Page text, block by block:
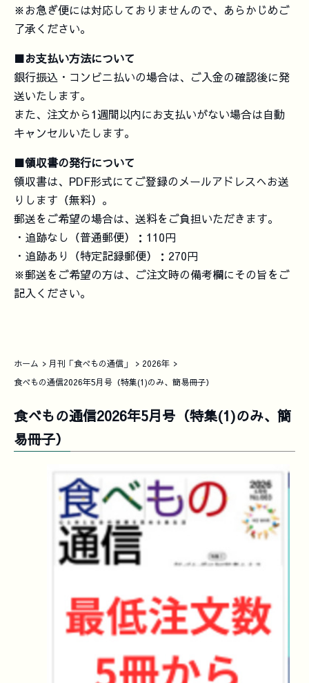
※お急ぎ便には対応しておりませんので、あらかじめご
了承ください。
■お支払い方法について
銀行振込・コンビニ払いの場合は、ご入金の確認後に発
送いたします。
また、注文から1週間以内にお支払いがない場合は自動
キャンセルいたします。
■領収書の発行について
領収書は、PDF形式にてご登録のメールアドレスへお送
りします（無料）。
郵送をご希望の場合は、送料をご負担いただきます。
・追跡なし（普通郵便）：110円
・追跡あり（特定記録郵便）：270円
※郵送をご希望の方は、ご注文時の備考欄にその旨をご
記入ください。
ホーム 月刊「食べもの通信」
2026年
食べもの通信2026年5月号（特集(1)のみ、簡易冊子）
食べもの通信2026年5月号（特集(1)のみ、簡
易冊子）